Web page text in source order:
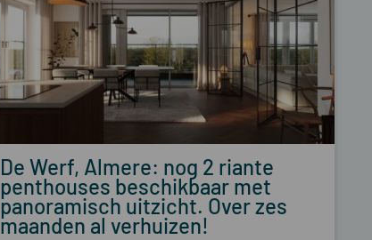
De Werf, Almere: nog 2 riante
penthouses beschikbaar met
panoramisch uitzicht. Over zes
maanden al verhuizen!